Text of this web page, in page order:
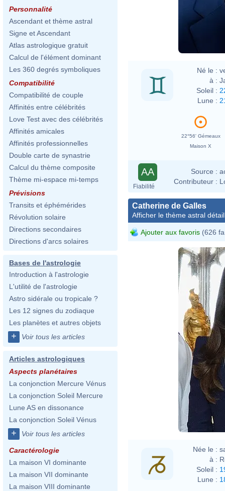
Personnalité
Ascendant et thème astral
Signe et Ascendant
Atlas astrologique gratuit
Calcul de l'élément dominant
Les 360 degrés symboliques
Compatibilité
Compatibilité de couple
Affinités entre célébrités
Love Test avec des célébrités
Affinités amicales
Affinités professionnelles
Double carte de synastrie
Calcul du thème composite
Thème mi-espace mi-temps
Prévisions
Transits et éphémérides
Révolution solaire
Directions secondaires
Directions d'arcs solaires
Bases de l'astrologie
Introduction à l'astrologie
L'utilité de l'astrologie
Astro sidérale ou tropicale ?
Les 12 signes du zodiaque
Les planètes et autres objets
+ Voir tous les articles
Articles astrologiques
Aspects planétaires
La conjonction Mercure Vénus
La conjonction Soleil Mercure
Lune AS en dissonance
La conjonction Soleil Vénus
+ Voir tous les articles
Caractérologie
La maison VI dominante
La maison VII dominante
La maison VIII dominante
Né le :
à :
Soleil :
Lune :
22°56' Gémeaux
Maison X
AA
Fiabilité
Source :
Contributeur :
Catherine de Galles
Afficher le thème astral
Ajouter aux favoris (626
Née le :
à :
Soleil :
Lune :